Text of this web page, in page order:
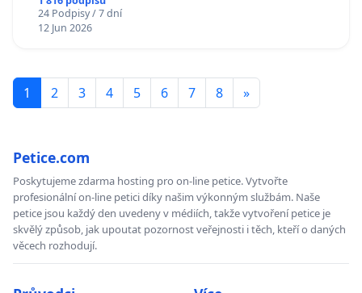
24 Podpisy / 7 dní
12 Jun 2026
1 2 3 4 5 6 7 8 »
Petice.com
Poskytujeme zdarma hosting pro on-line petice. Vytvořte
profesionální on-line petici díky našim výkonným službám. Naše
petice jsou každý den uvedeny v médiích, takže vytvoření petice je
skvělý způsob, jak upoutat pozornost veřejnosti i těch, kteří o daných
věcech rozhodují.